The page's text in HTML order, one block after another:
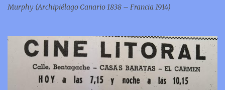
Murphy (Archipiélago Canario 1838 – Francia 1914)